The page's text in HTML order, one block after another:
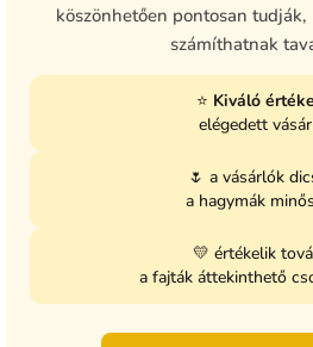
köszönhetően pontosan
számíthatnak
⭐ Kiváló
elégedett
🌷 a vásárlók
a hagymák
💛 értékelik
a fajták áttekinthető